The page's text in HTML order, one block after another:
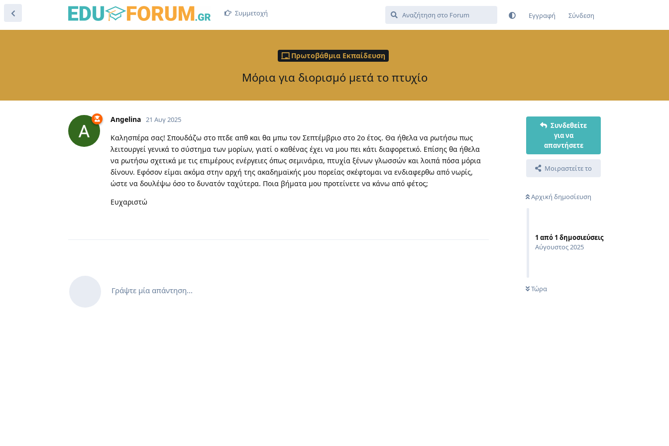
Συμμετοχή Εγγραφή Σύνδεση
Πρωτοβάθμια Εκπαίδευση
Μόρια για διορισμό μετά το πτυχίο
Συνδεθείτε
για να
απαντήσετε
Μοιραστείτε το
Αρχική δημοσίευση
1 από 1 δημοσιεύσεις
Αύγουστος 2025
Τώρα
Angelina 21 Αυγ 2025
Καλησπέρα σας! Σπουδάζω στο πτδε απθ και θα μπω τον Σεπτέμβριο στο 2ο έτος. Θα ήθελα να ρωτήσω πως
λειτουργεί γενικά το σύστημα των μορίων, γιατί ο καθένας έχει να μου πει κάτι διαφορετικό. Επίσης θα ήθελα
να ρωτήσω σχετικά με τις επιμέρους ενέργειες όπως σεμινάρια, πτυχία ξένων γλωσσών και λοιπά πόσα μόρια
δίνουν. Εφόσον είμαι ακόμα στην αρχή της ακαδημαϊκής μου πορείας σκέφτομαι να ενδιαφερθω από νωρίς,
ώστε να δουλέψω όσο το δυνατόν ταχύτερα. Ποια βήματα μου προτείνετε να κάνω από φέτος;
Ευχαριστώ
Γράψτε μία απάντηση...